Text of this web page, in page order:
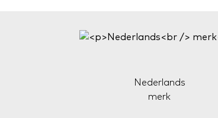
Nederlands
merk